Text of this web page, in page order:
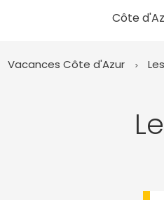
Côte
Vacances Côte d'Azur